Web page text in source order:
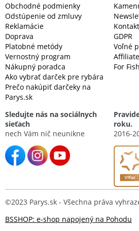
Obchodné podmienky
Odstúpenie od zmluvy
Reklamácie
Doprava
Platobné metódy
Vernostný program
Nákupný poradca
Ako vybrať darček pre rybára
Prečo nakúpiť darčeky na
Parys.sk
GDPR
Voľné
For
Sledujte nás na sociálnych
sieťach
nech Vám nič neunikne
roku.
2016-
©2023 Parys.sk - Všechna práva
BSSHOP: e-shop napojený na Pohodu